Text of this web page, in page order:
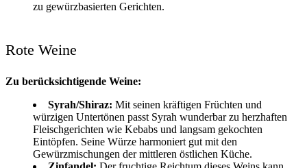
zu gewürzbasierten Gerichten.
Rote Weine
Zu berücksichtigende Weine:
Syrah/Shiraz: Mit seinen kräftigen Früchten und
würzigen Untertönen passt Syrah wunderbar zu herzhaften
Fleischgerichten wie Kebabs und langsam gekochten
Eintöpfen. Seine Würze harmoniert gut mit den
Gewürzmischungen der mittleren östlichen Küche.